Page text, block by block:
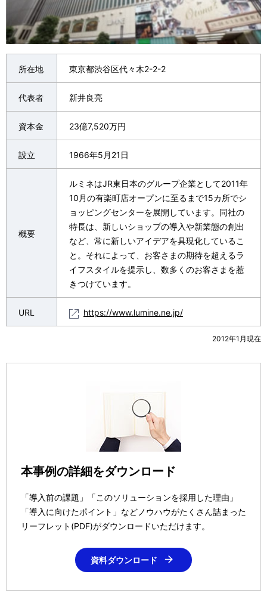
所在地 東京都渋谷区代々木2-2-2
代表者 新井良亮
資本金 23億7,520万円
設立 1966年5月21日
概要
ルミネはJR東日本のグループ企業として2011年
10月の有楽町店オープンに至るまで15カ所でシ
ョッピングセンターを展開しています。同社の
特長は、新しいショップの導入や新業態の創出
など、常に新しいアイデアを具現化しているこ
と。それによって、お客さまの期待を超えるラ
イフスタイルを提示し、数多くのお客さまを惹
きつけています。
URL https://www.lumine.ne.jp/
2012年1月現在
本事例の詳細をダウンロード
「導入前の課題」「このソリューションを採用した理由」
「導入に向けたポイント」などノウハウがたくさん詰まった
リーフレット(PDF)がダウンロードいただけます。
資料ダウンロード